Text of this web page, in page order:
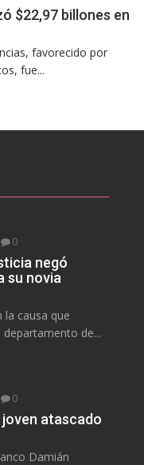
$22,97 billones en
favorecido por
fue...
0
negó
su novia
la causa que
de...
0
joven atascado
Damián